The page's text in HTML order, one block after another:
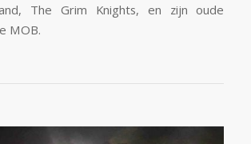
The Grim Knights, en zijn oude
MOB.